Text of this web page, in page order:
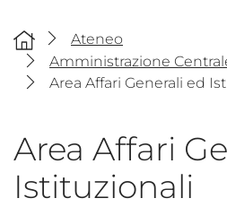
Ateneo
Amministrazione
Area Affari Generali ed
Area Affari
Istituzionali